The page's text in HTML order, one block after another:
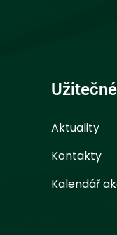
Aktuality
Kontakty
Kalendář